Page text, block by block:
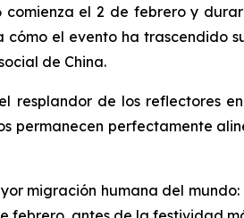
el 2 de febrero y
el evento ha trascendido
de China.
resplandor de los reflectores
permanecen perfectamente
migración humana del